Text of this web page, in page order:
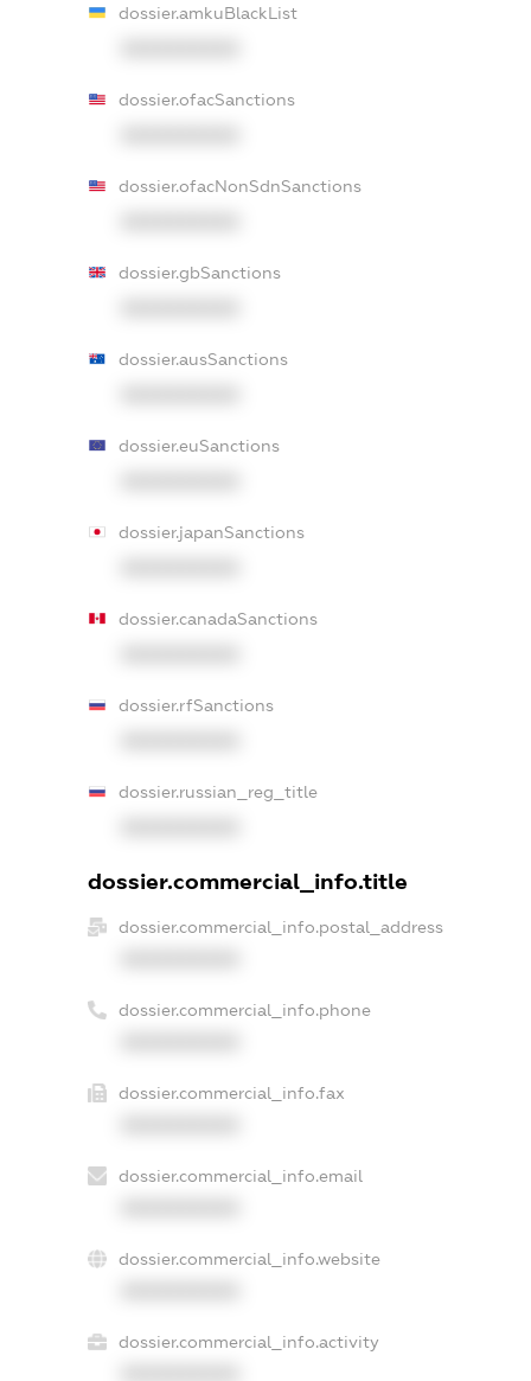
dossier.amkuBlackList
dossier.ofacSanctions
dossier.ofacNonSdnSanctions
dossier.gbSanctions
dossier.ausSanctions
dossier.euSanctions
dossier.japanSanctions
dossier.canadaSanctions
dossier.rfSanctions
dossier.russian_reg_title
dossier.commercial_info.title
dossier.commercial_info.postal_address
dossier.commercial_info.phone
dossier.commercial_info.fax
dossier.commercial_info.email
dossier.commercial_info.website
dossier.commercial_info.activity